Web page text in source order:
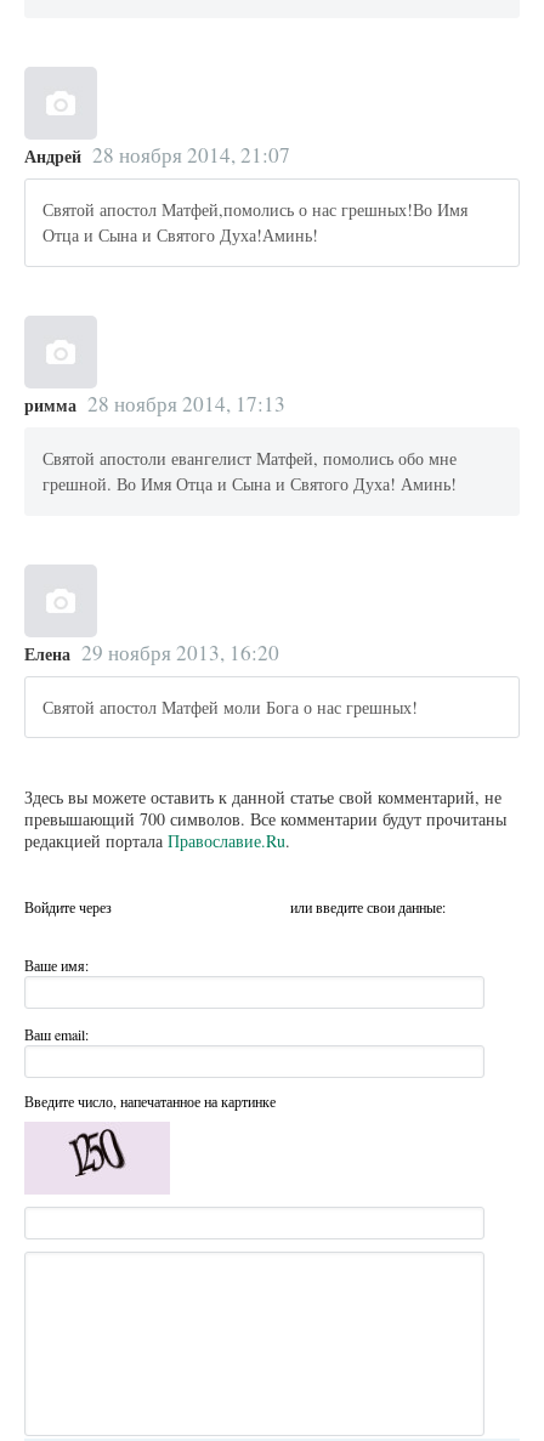
Андрей 28 ноября 2014, 21:07
Святой апостол Матфей,помолись о нас грешных!Во Имя
Отца и Сына и Святого Духа!Аминь!
римма 28 ноября 2014, 17:13
Святой апостоли евангелист Матфей, помолись обо мне
грешной. Во Имя Отца и Сына и Святого Духа! Аминь!
Елена 29 ноября 2013, 16:20
Святой апостол Матфей моли Бога о нас грешных!
Здесь вы можете оставить к данной статье свой комментарий, не
превышающий 700 символов. Все комментарии будут прочитаны
редакцией портала Православие.Ru.
Войдите через или введите свои данные:
Ваше имя:
Ваш email:
Введите число, напечатанное на картинке